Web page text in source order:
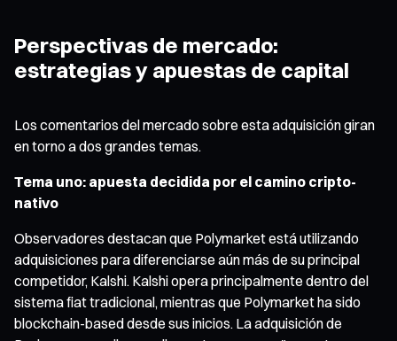
Perspectivas de mercado:
estrategias y apuestas de capital
Los comentarios del mercado sobre esta adquisición giran
en torno a dos grandes temas.
Tema uno: apuesta decidida por el camino cripto-
nativo
Observadores destacan que Polymarket está utilizando
adquisiciones para diferenciarse aún más de su principal
competidor, Kalshi. Kalshi opera principalmente dentro del
sistema fiat tradicional, mientras que Polymarket ha sido
blockchain-based desde sus inicios. La adquisición de